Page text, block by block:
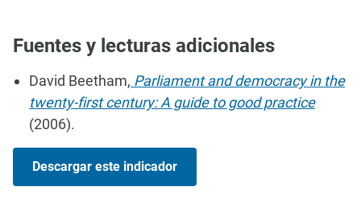
Fuentes y lecturas adicionales
David Beetham, Parliament and democracy in the
twenty-first century: A guide to good practice
(2006).
Descargar este indicador